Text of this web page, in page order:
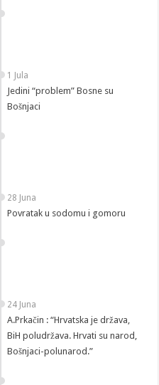
1 Jula
Jedini “problem” Bosne su
Bošnjaci
28 Juna
Povratak u sodomu i gomoru
24 Juna
A.Prkačin : “Hrvatska je država,
BiH poludržava. Hrvati su narod,
Bošnjaci-polunarod.”